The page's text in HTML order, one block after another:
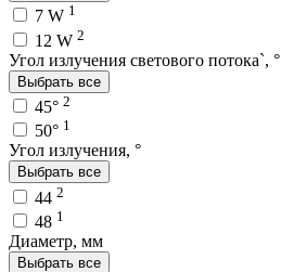
7 W 1
12 W 2
Угол излучения светового потока`, °
Выбрать все
45° 2
50° 1
Угол излучения, °
Выбрать все
44 2
48 1
Диаметр, мм
Выбрать все